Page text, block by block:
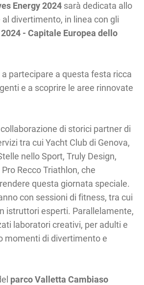
Energy 2024 sarà dedicata allo
divertimento, in linea con gli
- Capitale Europea dello
partecipare a questa festa ricca
e a scoprire le aree rinnovate
di storici partner di
tra cui Yacht Club di Genova,
nello Sport, Truly Design,
Recco Triathlon, che
questa giornata speciale.
con sessioni di fitness, tra cui
istruttori esperti. Parallelamente,
laboratori creativi, per adulti e
momenti di divertimento e
parco Valletta Cambiaso